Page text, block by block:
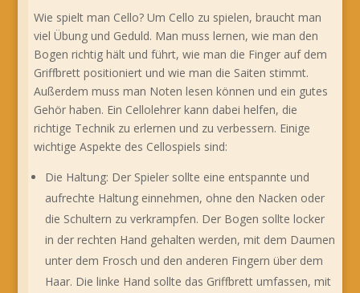
Wie spielt man Cello? Um Cello zu spielen, braucht man
viel Übung und Geduld. Man muss lernen, wie man den
Bogen richtig hält und führt, wie man die Finger auf dem
Griffbrett positioniert und wie man die Saiten stimmt.
Außerdem muss man Noten lesen können und ein gutes
Gehör haben. Ein Cellolehrer kann dabei helfen, die
richtige Technik zu erlernen und zu verbessern. Einige
wichtige Aspekte des Cellospiels sind:
Die Haltung: Der Spieler sollte eine entspannte und
aufrechte Haltung einnehmen, ohne den Nacken oder
die Schultern zu verkrampfen. Der Bogen sollte locker
in der rechten Hand gehalten werden, mit dem Daumen
unter dem Frosch und den anderen Fingern über dem
Haar. Die linke Hand sollte das Griffbrett umfassen, mit